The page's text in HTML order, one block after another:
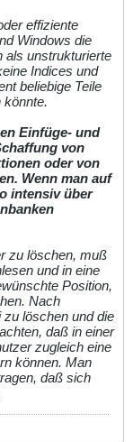
effiziente
Windows die
als unstrukturierte
Indices und
beliebige Teile
könnte.
Einfüge- und
von
oder von
Wenn man auf
intensiv über
zu löschen, muß
und in eine
Position,
Nach
löschen und die
daß in einer
zugleich eine
können. Man
daß sich